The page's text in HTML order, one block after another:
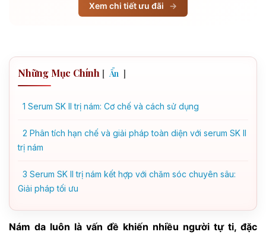
Xem chi tiết ưu đãi →
Những Mục Chính [ Ẩn ]
1 Serum SK II trị nám: Cơ chế và cách sử dụng
2 Phân tích hạn chế và giải pháp toàn diện với serum SK II
trị nám
3 Serum SK II trị nám kết hợp với chăm sóc chuyên sâu:
Giải pháp tối ưu
Nám da luôn là vấn đề khiến nhiều người tự ti, đặc